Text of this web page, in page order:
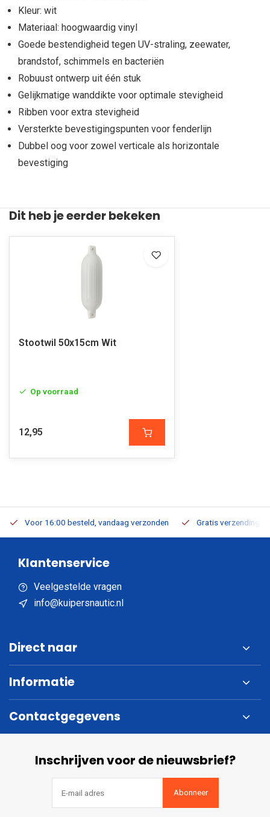
Kleur: wit
Materiaal: hoogwaardig vinyl
Goede bestendigheid tegen UV-straling, zeewater,
brandstof, schimmels en bacteriën
Robuust ontwerp uit één stuk
Gelijkmatige wanddikte voor optimale stevigheid
Ribben voor extra stevigheid
Versterkte bevestigingspunten voor fenderlijn
Dubbel oog voor zowel verticale als horizontale
bevestiging
Dit heb je eerder bekeken
Stootwil 50x15cm Wit
Op voorraad
12,95
Voor 16:00 besteld, vandaag verzonden Gratis verzending
Klantenservice
Veelgestelde vragen
info@kuipersnautic.nl
Direct naar
Informatie
Contactgegevens
Inschrijven voor de nieuwsbrief?
Abonneer